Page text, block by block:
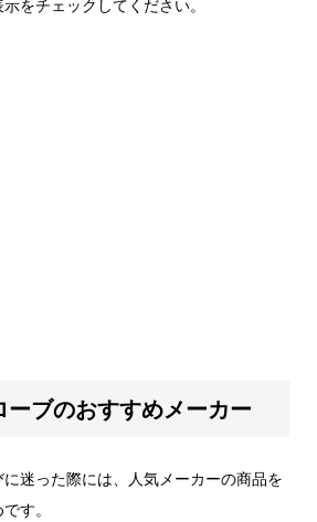
をチェックしてください。
ーブのおすすめメーカー
迷った際には、人気メーカーの商品を
す。